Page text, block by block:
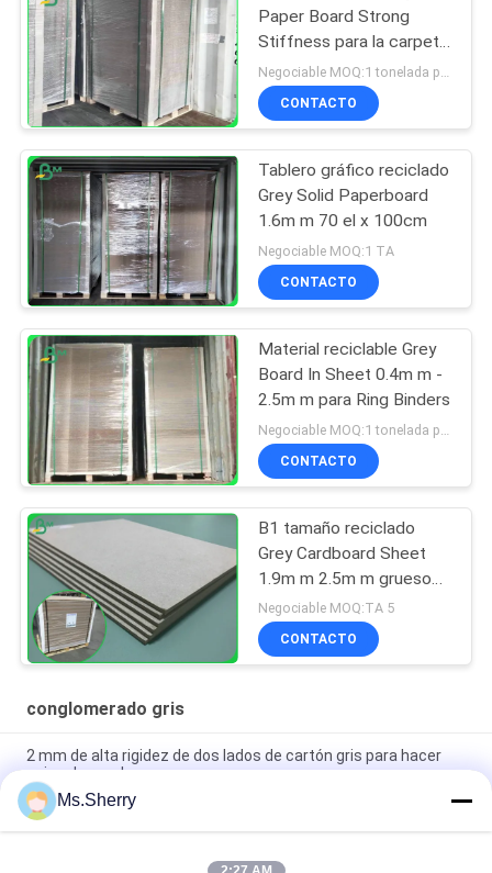
Paper Board Strong
Stiffness para la carpeta
de archivos
Negociable MOQ:1 tonelada para el tamaño común y 10 toneladas para el tamaño especial
CONTACTO
Tablero gráfico reciclado
Grey Solid Paperboard
1.6m m 70 el x 100cm
Negociable MOQ:1 TA
CONTACTO
Material reciclable Grey
Board In Sheet 0.4m m -
2.5m m para Ring Binders
CONTACTO
B1 tamaño reciclado
Grey Cardboard Sheet
1.9m m 2.5m m gruesos
en el formato los
70*100cm
Negociable MOQ:TA 5
CONTACTO
conglomerado gris
2 mm de alta rigidez de dos lados de cartón gris para hacer
cajas de regalo
Todos los colores azules Puzzle Jigsaw de cartón de 1,5 mm
de cartón de chipboard azul
Ms.Sherry